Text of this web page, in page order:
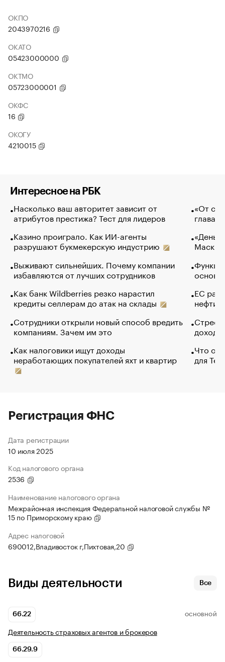
ОКПО
2043970216
ОКАТО
05423000000
ОКТМО
05723000001
ОКФС
16
ОКОГУ
4210015
Интересное на РБК
Насколько ваш авторитет зависит от
атрибутов престижа? Тест для лидеров
Казино проиграло. Как ИИ-агенты
разрушают букмекерскую индустрию
Выживают сильнейших. Почему компании
избавляются от лучших сотрудников
Как банк Wildberries резко нарастил
кредиты селлерам до атак на склады
Сотрудники открыли новый способ вредить
компаниям. Зачем им это
Как налоговики ищут доходы
неработающих покупателей яхт и квартир
«От
глава
Маск в
основ
ЕС
нефти
Что
для
Регистрация ФНС
Дата регистрации
10 июля 2025
Код налогового органа
2536
Наименование налогового органа
Межрайонная инспекция Федеральной налоговой службы №
15 по Приморскому краю
Адрес налоговой
690012,Владивосток г,Пихтовая,20
Виды деятельности Все
66.22 ОСНОВНОЙ
Деятельность страховых агентов и брокеров
66.29.9